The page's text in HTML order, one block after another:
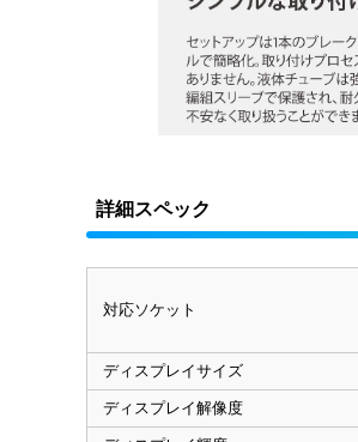
詳細スペック
対応ソケット
ディスプレイサイズ
ディスプレイ解像度